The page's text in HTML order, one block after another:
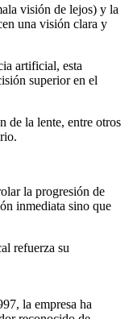
visión de lejos) y la
una visión clara y
artificial, esta
superior en el
de la lente, entre otros
la progresión de
inmediata sino que
refuerza su
la empresa ha